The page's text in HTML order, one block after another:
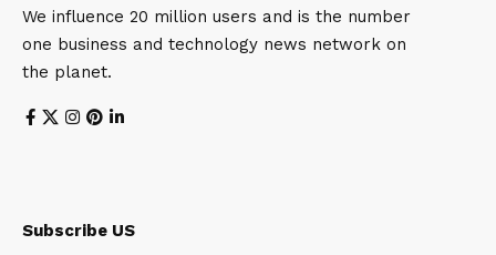
We influence 20 million users and is the number
one business and technology news network on
the planet.
Subscribe US